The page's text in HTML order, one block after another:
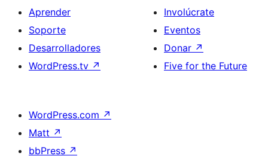
Aprender
Soporte
Desarrolladores
WordPress.tv ↗
Involúcrate
Eventos
Donar ↗
Five for the Future
WordPress.com ↗
Matt ↗
bbPress ↗